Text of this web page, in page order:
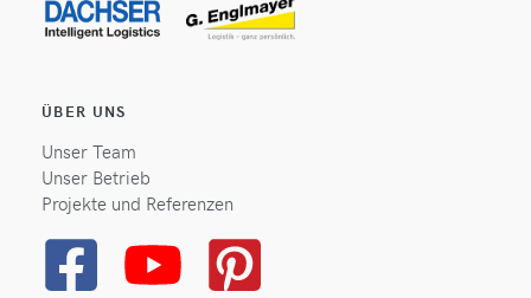
ÜBER UNS
Unser Team
Unser Betrieb
Projekte und Referenzen